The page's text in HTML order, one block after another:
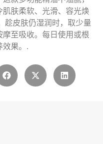
肤柔软、光滑、容光焕
趁皮肤仍湿润时，取少量
至吸收。每日使用或根
效果。.